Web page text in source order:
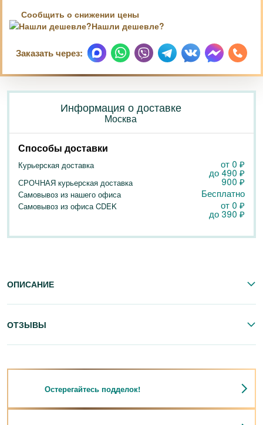
Сообщить о снижении цены
Нашли дешевле?
Заказать через:
Информация о доставке
Москва
Способы доставки
Курьерская доставка от 0 ₽
до 490 ₽
СРОЧНАЯ курьерская доставка 900 ₽
Самовывоз из нашего офиса Бесплатно
Самовывоз из офиса CDEK от 0 ₽
до 390 ₽
ОПИСАНИЕ
ОТЗЫВЫ
Остерегайтесь подделок!